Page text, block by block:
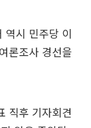
역시 민주당 이
론조사 경선을
직후 기자회견